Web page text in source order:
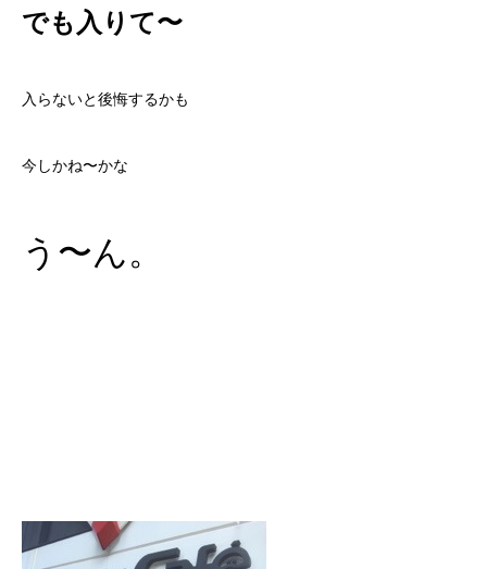
でも入りて〜
入らないと後悔するかも
今しかね〜かな
う〜ん。